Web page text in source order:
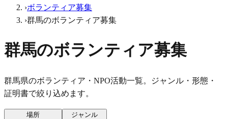
›ボランティア募集
›群馬のボランティア募集
群馬のボランティア募集
群馬県のボランティア・NPO活動一覧。ジャンル・形態・
証明書で絞り込めます。
場所
ジャンル